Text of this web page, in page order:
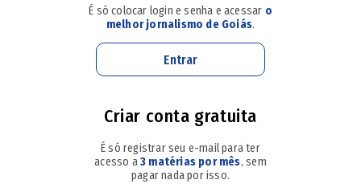
do patrimonialismo, em que a separação nunca foi muito
internacionais, como OCDE e ONU, acordos firmados na
Mas muda-se uma cultura com lei?
Não muda, mas é uma a lei que partiu do Estado como
É só colocar login e senha e acessar o
melhor jornalismo de Goiás.
Entrar
Criar conta gratuita
É só registrar seu e-mail para ter
acesso a3 matérias por mês, sem
pagar nada por isso.